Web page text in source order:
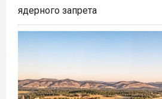
ядерного запрета